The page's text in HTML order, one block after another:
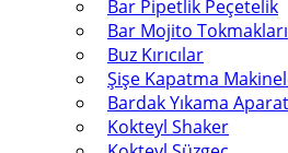
Bar Pipetlik Peçetelik
Bar Mojito Tokmakları
Buz Kırıcılar
Şişe Kapatma
Bardak Yıkama
Kokteyl Shaker